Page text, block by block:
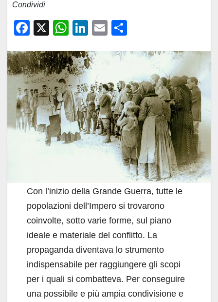
Condividi
F
c
e
b
o
o
k
X
W
at
s
A
p
p
Li
k
e
dI
n
E
ail n
di
vi
di
Con l’inizio della Grande Guerra, tutte le
popolazioni dell’Impero si trovarono
coinvolte, sotto varie forme, sul piano
ideale e materiale del conflitto. La
propaganda diventava lo strumento
indispensabile per raggiungere gli scopi
per i quali si combatteva. Per conseguire
una possibile e più ampia condivisione e